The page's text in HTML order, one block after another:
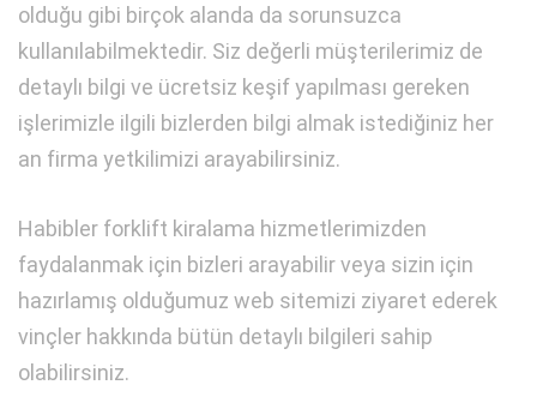
olduğu gibi birçok alanda da sorunsuzca
kullanılabilmektedir. Siz değerli müşterilerimiz de
detaylı bilgi ve ücretsiz keşif yapılması gereken
işlerimizle ilgili bizlerden bilgi almak istediğiniz her
an firma yetkilimizi arayabilirsiniz.
Habibler forklift kiralama hizmetlerimizden
faydalanmak için bizleri arayabilir veya sizin için
hazırlamış olduğumuz web sitemizi ziyaret ederek
vinçler hakkında bütün detaylı bilgileri sahip
olabilirsiniz.